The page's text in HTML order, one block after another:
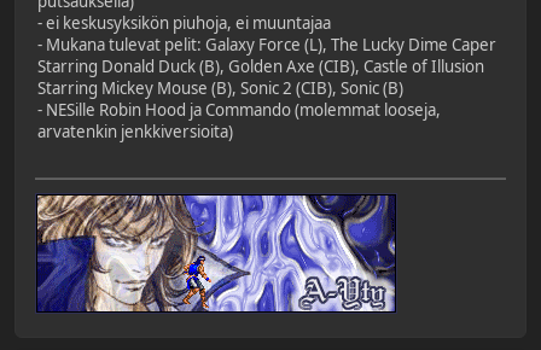
- ei keskusyksikön piuhoja, ei muuntajaa
- Mukana tulevat pelit: Galaxy Force (L), The Lucky Dime Caper
Starring Donald Duck (B), Golden Axe (CIB), Castle of Illusion
Starring Mickey Mouse (B), Sonic 2 (CIB), Sonic (B)
- NESille Robin Hood ja Commando (molemmat looseja,
arvatenkin jenkkiversioita)